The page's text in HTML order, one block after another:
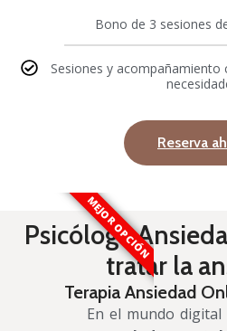
Bono de 3 sesiones
Sesiones y
Reserva
MEJOR OPCIÓN
Psicóloga
tratar la
Terapia Ansiedad
En el mundo digital